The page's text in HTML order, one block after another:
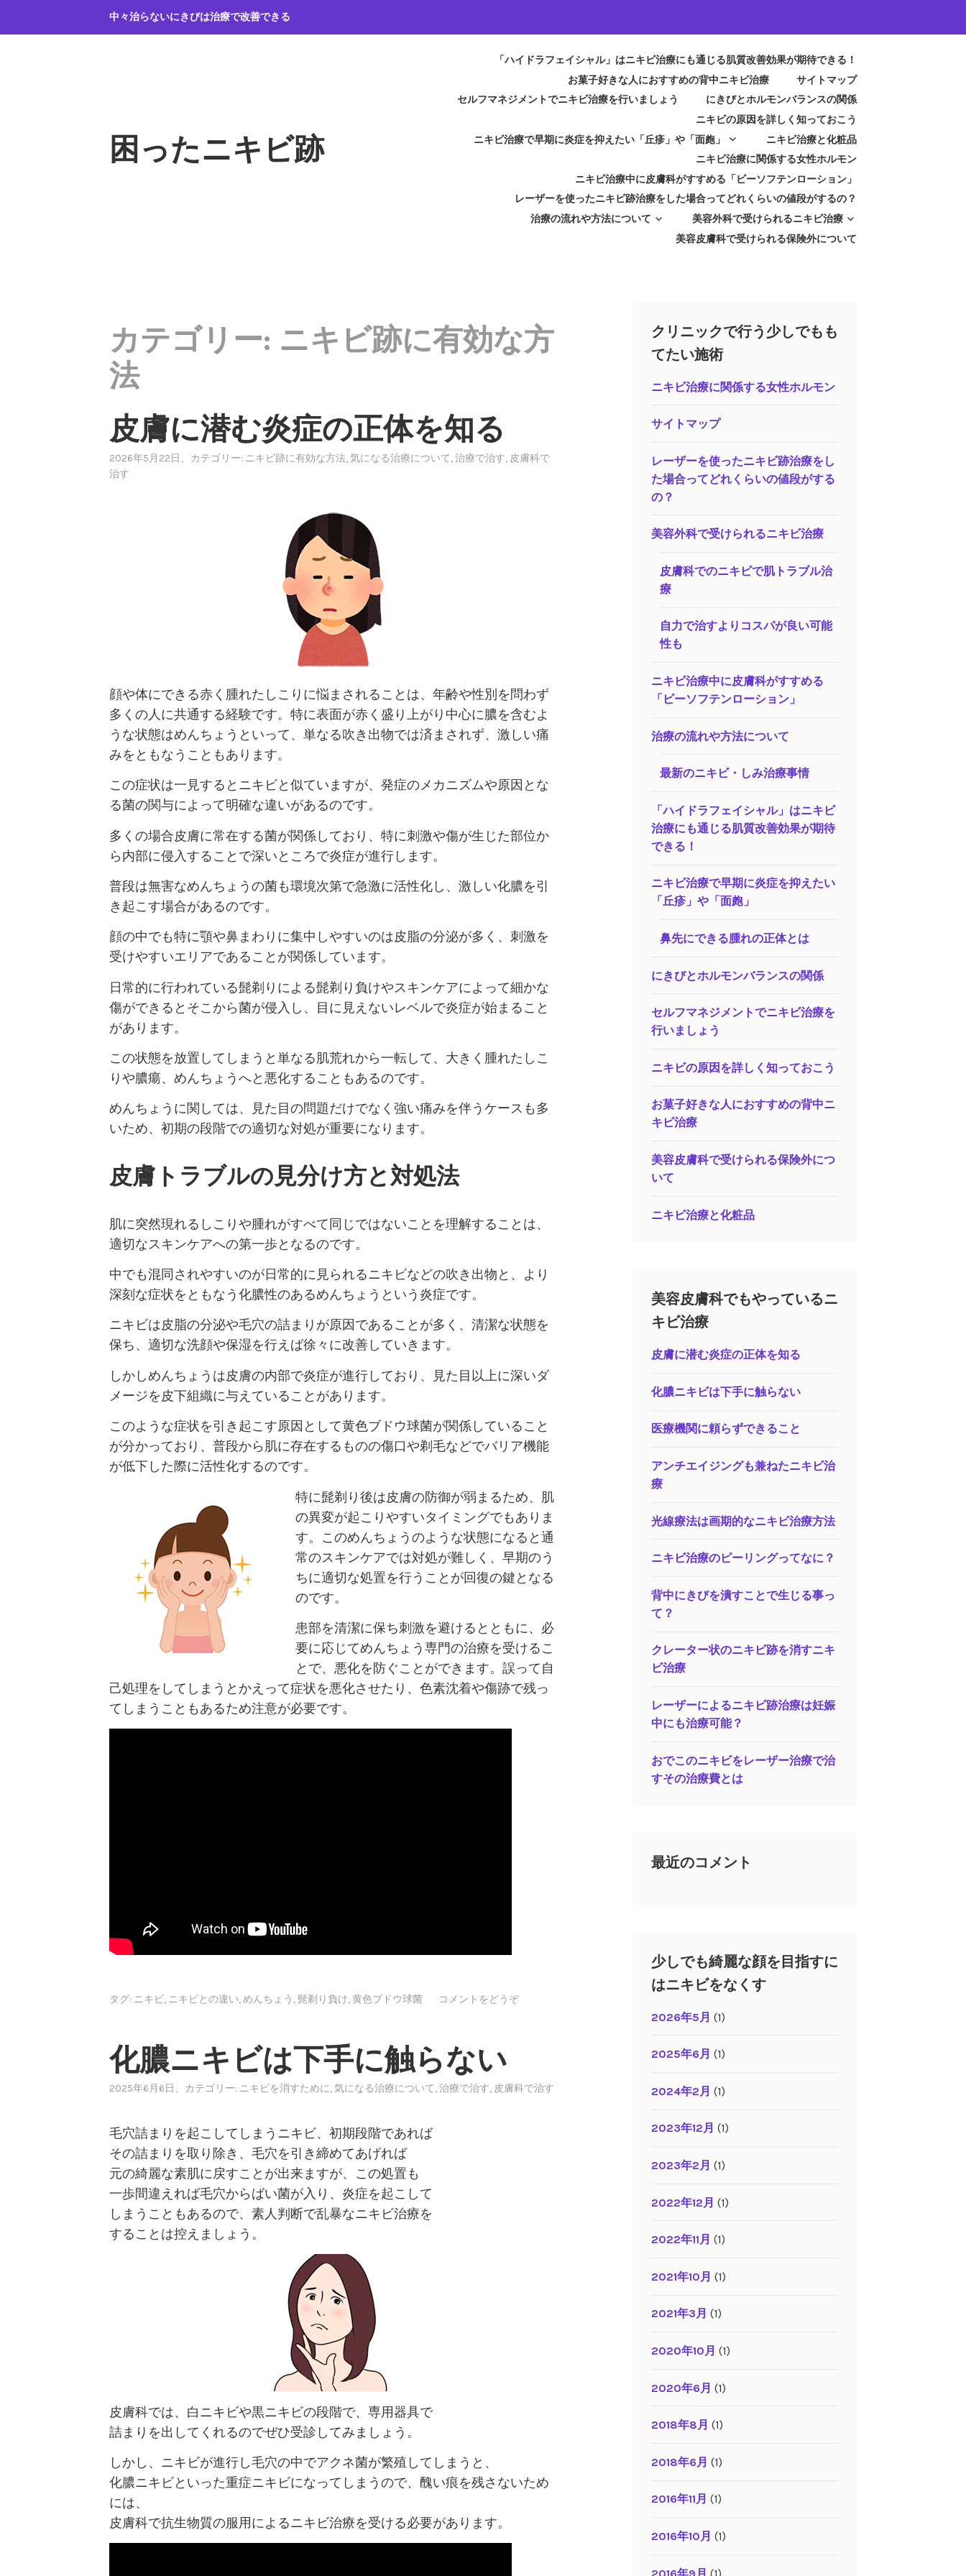
中々治らないにきびは治療で改善できる
困ったニキビ跡
「ハイドラフェイシャル」はニキビ治療にも通じる肌質改善効果が期待できる！
お菓子好きな人におすすめの背中ニキビ治療
サイトマップ
セルフマネジメントでニキビ治療を行いましょう
にきびとホルモンバランスの関係
ニキビの原因を詳しく知っておこう
ニキビ治療で早期に炎症を抑えたい「丘疹」や「面皰」
ニキビ治療と化粧品
ニキビ治療に関係する女性ホルモン
ニキビ治療中に皮膚科がすすめる「ビーソフテンローション」
レーザーを使ったニキビ跡治療をした場合ってどれくらいの値段がするの？
治療の流れや方法について
美容外科で受けられるニキビ治療
美容皮膚科で受けられる保険外について
カテゴリー: ニキビ跡に有効な方
法
皮膚に潜む炎症の正体を知る
2026年5月22日 、カテゴリー: ニキビ跡に有効な方法,気になる治療について,治療で治す, 皮膚科で
治す
顔や体にできる赤く腫れたしこりに悩まされることは、年齢や性別を問わず
多くの人に共通する経験です。特に表面が赤く盛り上がり中心に膿を含むよ
うな状態はめんちょうといって、単なる吹き出物では済まされず、激しい痛
みをともなうこともあります。
この症状は一見するとニキビと似ていますが、発症のメカニズムや原因とな
る菌の関与によって明確な違いがあるのです。
多くの場合皮膚に常在する菌が関係しており、特に刺激や傷が生じた部位か
ら内部に侵入することで深いところで炎症が進行します。
普段は無害なめんちょうの菌も環境次第で急激に活性化し、激しい化膿を引
き起こす場合があるのです。
顔の中でも特に顎や鼻まわりに集中しやすいのは皮脂の分泌が多く、刺激を
受けやすいエリアであることが関係しています。
日常的に行われている髭剃りによる髭剃り負けやスキンケアによって細かな
傷ができるとそこから菌が侵入し、目に見えないレベルで炎症が始まること
があります。
この状態を放置してしまうと単なる肌荒れから一転して、大きく腫れたしこ
りや膿瘍、めんちょうへと悪化することもあるのです。
めんちょうに関しては、見た目の問題だけでなく強い痛みを伴うケースも多
いため、初期の段階での適切な対処が重要になります。
皮膚トラブルの見分け方と対処法
肌に突然現れるしこりや腫れがすべて同じではないことを理解することは、
適切なスキンケアへの第一歩となるのです。
中でも混同されやすいのが日常的に見られるニキビなどの吹き出物と、より
深刻な症状をともなう化膿性のあるめんちょうという炎症です。
ニキビは皮脂の分泌や毛穴の詰まりが原因であることが多く、清潔な状態を
保ち、適切な洗顔や保湿を行えば徐々に改善していきます。
しかしめんちょうは皮膚の内部で炎症が進行しており、見た目以上に深いダ
メージを皮下組織に与えていることがあります。
このような症状を引き起こす原因として黄色ブドウ球菌が関係していること
が分かっており、普段から肌に存在するものの傷口や剃毛などでバリア機能
が低下した際に活性化するのです。
特に髭剃り後は皮膚の防御が弱まるため、肌
の異変が起こりやすいタイミングでもありま
す。このめんちょうのような状態になると通
常のスキンケアでは対処が難しく、早期のう
ちに適切な処置を行うことが回復の鍵となる
のです。
患部を清潔に保ち刺激を避けるとともに、必
要に応じてめんちょう専門の治療を受けるこ
とで、悪化を防ぐことができます。誤って自
己処理をしてしまうとかえって症状を悪化させたり、色素沈着や傷跡で残っ
てしまうこともあるため注意が必要です。
タグ: ニキビ, ニキビとの違い,めんちょう ,髭剃り負け,黄色ブドウ球菌 コメントをどうぞ
化膿ニキビは下手に触らない
2025年6月6日 、カテゴリー: ニキビを消すために,気になる治療について,治療で治す, 皮膚科で治す
毛穴詰まりを起こしてしまうニキビ、初期段階であれば
その詰まりを取り除き、毛穴を引き締めてあげれば
元の綺麗な素肌に戻すことが出来ますが、この処置も
一歩間違えれば毛穴からばい菌が入り、炎症を起こして
しまうこともあるので、素人判断で乱暴なニキビ治療を
することは控えましょう。
皮膚科では、白ニキビや黒ニキビの段階で、専用器具で
詰まりを出してくれるのでぜひ受診してみましょう。
しかし、ニキビが進行し毛穴の中でアクネ菌が繁殖してしまうと、
化膿ニキビといった重症ニキビになってしまうので、醜い痕を残さないため
には、
皮膚科で抗生物質の服用によるニキビ治療を受ける必要があります。
クリニックで行う少しでもも
てたい施術
ニキビ治療に関係する女性ホルモン
サイトマップ
レーザーを使ったニキビ跡治療をし
た場合ってどれくらいの値段がする
の？
美容外科で受けられるニキビ治療
皮膚科でのニキビで肌トラブル治
療
自力で治すよりコスパが良い可能
性も
ニキビ治療中に皮膚科がすすめる
「ビーソフテンローション」
治療の流れや方法について
最新のニキビ・しみ治療事情
「ハイドラフェイシャル」はニキビ
治療にも通じる肌質改善効果が期待
できる！
ニキビ治療で早期に炎症を抑えたい
「丘疹」や「面皰」
鼻先にできる腫れの正体とは
にきびとホルモンバランスの関係
セルフマネジメントでニキビ治療を
行いましょう
ニキビの原因を詳しく知っておこう
お菓子好きな人におすすめの背中ニ
キビ治療
美容皮膚科で受けられる保険外につ
いて
ニキビ治療と化粧品
美容皮膚科でもやっているニ
キビ治療
皮膚に潜む炎症の正体を知る
化膿ニキビは下手に触らない
医療機関に頼らずできること
アンチエイジングも兼ねたニキビ治
療
光線療法は画期的なニキビ治療方法
ニキビ治療のピーリングってなに？
背中にきびを潰すことで生じる事っ
て？
クレーター状のニキビ跡を消すニキ
ビ治療
レーザーによるニキビ跡治療は妊娠
中にも治療可能？
おでこのニキビをレーザー治療で治
すその治療費とは
最近のコメント
少しでも綺麗な顔を目指すに
はニキビをなくす
2026年5月 (1)
2025年6月 (1)
2024年2月 (1)
2023年12月 (1)
2023年2月 (1)
2022年12月 (1)
2022年11月 (1)
2021年10月 (1)
2021年3月 (1)
2020年10月 (1)
2020年6月 (1)
2018年8月 (1)
2018年6月 (1)
2016年11月 (1)
2016年10月 (1)
2016年9月 (1)